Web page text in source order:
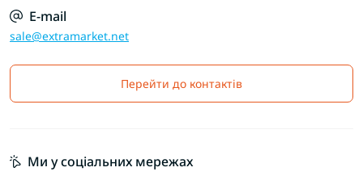
E-mail
sale@extramarket.net
Перейти до контактів
Ми у соціальних мережах